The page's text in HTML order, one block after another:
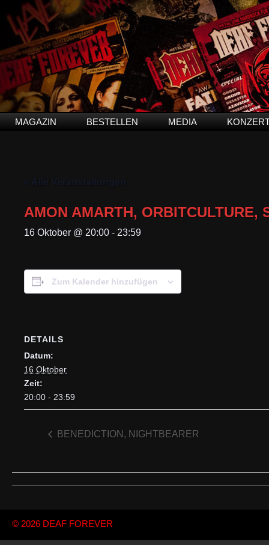
MAGAZIN BESTELLEN MEDIA
« Alle Veranstaltungen
AMON AMARTH, ORBITCULTURE,
16 Oktober @ 20:00 - 23:59
Zum Kalender hinzufügen
DETAILS
Datum:
16 Oktober
Zeit:
20:00 - 23:59
BENEDICTION, NIGHTBEARER
© 2026 DEAF FOREVER